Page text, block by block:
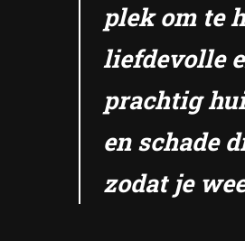
plek om te
liefdevolle
prachtig
en schade
zodat je